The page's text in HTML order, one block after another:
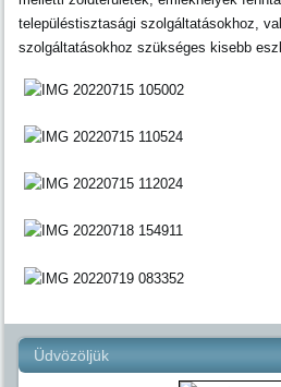
településtisztasági szolgáltatásokhoz,
szolgáltatásokhoz szükséges kisebb
Üdvözöljük